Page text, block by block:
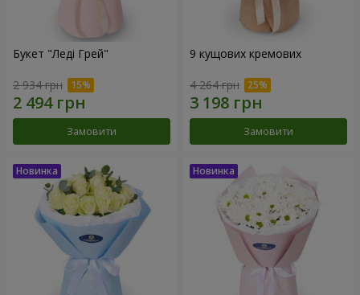
Букет "Леді Грей"
2 934 грн
Замовити
9 кущових кремових
4 264 грн
Замовити